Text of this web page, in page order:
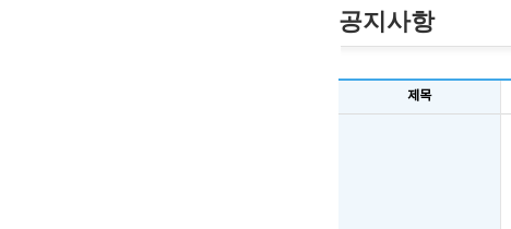
공지사항
제목